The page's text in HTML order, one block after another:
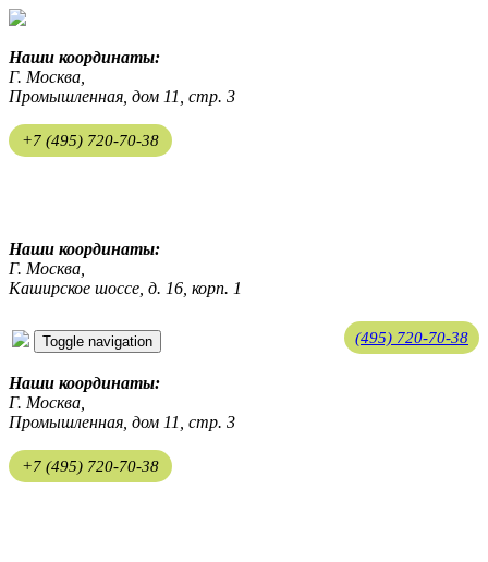
Наши координаты:
Г. Москва,
Промышленная, дом 11, стр. 3
+7 (495) 720-70-38
Наши координаты:
Г. Москва,
Каширское шоссе, д. 16, корп. 1
(495) 720-70-38
Toggle navigation
Наши координаты:
Г. Москва,
Промышленная, дом 11, стр. 3
+7 (495) 720-70-38